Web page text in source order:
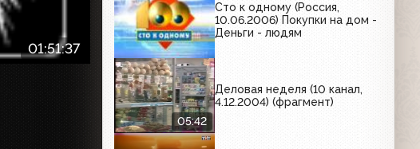
01:51:37
Сто к одному (Россия,
10.06.2006) Покупки на дом -
Деньги - людям
05:42
Деловая неделя (10 канал,
4.12.2004) (фрагмент)